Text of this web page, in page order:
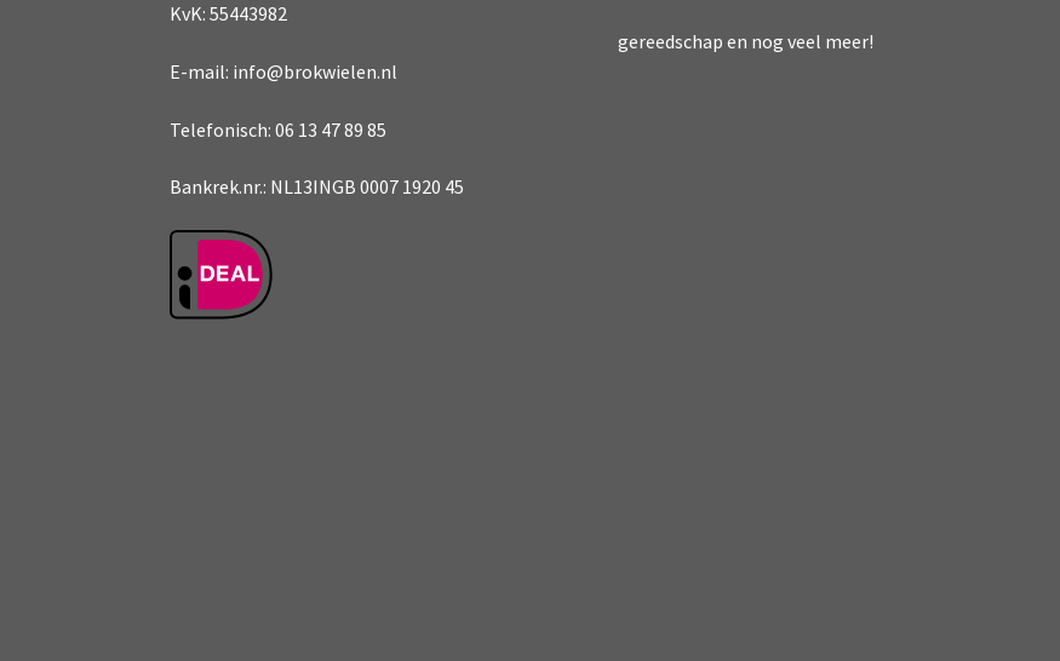
KvK: 55443982
E-mail: info@brokwielen.nl
Telefonisch: 06 13 47 89 85
Bankrek.nr.: NL13INGB 0007 1920 45
gereedschap en nog veel meer!